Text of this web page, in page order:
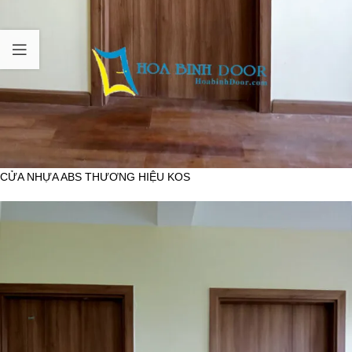
CỬA NHỰA ABS THƯƠNG HIỆU KOS